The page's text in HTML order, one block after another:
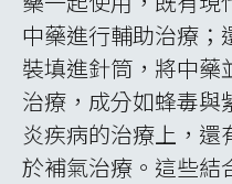
顏面治療室